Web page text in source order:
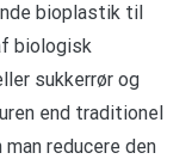
bioplastik til
biologisk
sukkerrør og
end traditionel
reducere den